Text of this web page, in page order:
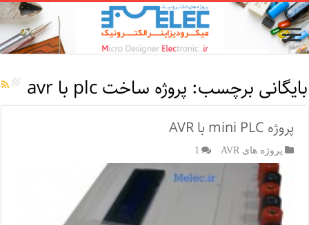
بایگانی برچسب: پروژه ساخت plc با avr
پروژه mini PLC با AVR
پروژه های AVR 1